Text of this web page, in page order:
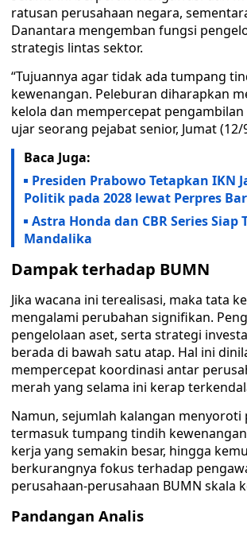
ratusan perusahaan negara,
Danantara mengemban fungsi
strategis lintas sektor.
“Tujuannya agar tidak ada tumpang
kewenangan. Peleburan diharapkan
kelola dan mempercepat pengambilan
ujar seorang pejabat senior, Jumat (12/
Baca Juga:
Presiden Prabowo Tetapkan IKN
Politik pada 2028 lewat Perpres
Astra Honda dan CBR Series Siap
Mandalika
Dampak terhadap BUMN
Jika wacana ini terealisasi, maka tata
mengalami perubahan signifikan.
pengelolaan aset, serta strategi
berada di bawah satu atap. Hal ini
mempercepat koordinasi antar
merah yang selama ini kerap
Namun, sejumlah kalangan menyoroti
termasuk tumpang tindih
kerja yang semakin besar, hingga
berkurangnya fokus terhadap
perusahaan-perusahaan BUMN skala
Pandangan Analis